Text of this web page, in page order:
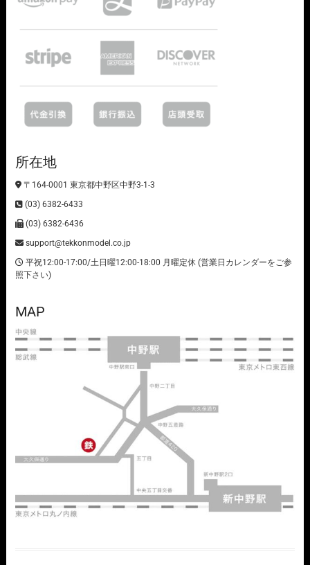
所在地
〒164-0001 東京都中野区中野3-1-3
(03) 6382-6433
(03) 6382-6436
support@tekkonmodel.co.jp
平祝12:00-17:00/土日曜12:00-18:00 月曜定休 (営業日カレンダーをご参
照下さい)
MAP